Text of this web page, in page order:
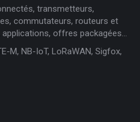
transmetteurs,
commutateurs, routeurs et
offres packagées…
M, NB-IoT, LoRaWAN, Sigfox,